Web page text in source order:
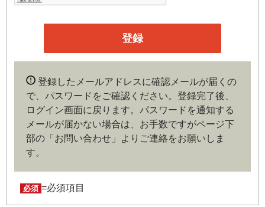
本サイトの会員は、機関投資家や金融機関の役職員、事業
企業や官公庁、研究機関などの役職員、もしくは専門家の
いずれかに該当していることを条件とし、登録の申し込み
を行うには、当社が入会を承諾した時点で、本会員規約の
の内容がある場合や本規約に違反するおそれがある場合に
は、当社は会員登録を拒否もしくは抹消することができま
す。
第４条（ユーザー名とパスワードの管理）
ユーザー名およびパスワードの利用、管理は会員の自己責
任において行うものとします。会員は、ユーザー名および
パスワードの第三者への漏洩、利用許諾、貸与、譲渡、名
登録したメールアドレスに確認メールが届くの
で、パスワードをご確認ください。登録完了後、
ログイン画面に戻ります。パスワードを通知する
メールが届かない場合は、お手数ですがページ下
部の「お問い合わせ」よりご連絡をお願いしま
す。
必須 =必須項目